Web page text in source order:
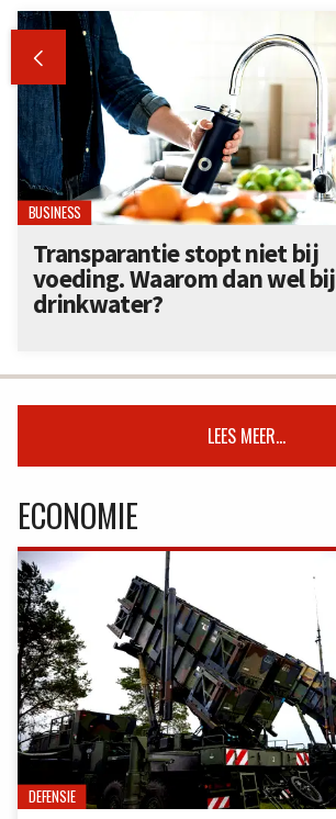

BUSINESS
Transparantie stopt niet bij
voeding. Waarom dan wel bij
drinkwater?
LEES MEER...
ECONOMIE
DEFENSIE